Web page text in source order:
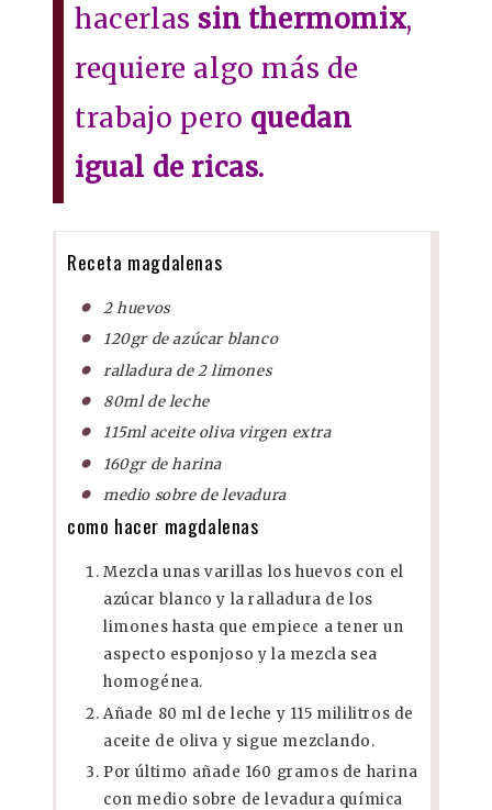
hacerlas sin thermomix,
requiere algo más de
trabajo pero quedan
igual de ricas.
Receta magdalenas
2 huevos
120gr de azúcar blanco
ralladura de 2 limones
80ml de leche
115ml aceite oliva virgen extra
160gr de harina
medio sobre de levadura
como hacer magdalenas
Mezcla unas varillas los huevos con el
azúcar blanco y la ralladura de los
limones hasta que empiece a tener un
aspecto esponjoso y la mezcla sea
homogénea.
Añade 80 ml de leche y 115 mililitros de
aceite de oliva y sigue mezclando.
Por último añade 160 gramos de harina
con medio sobre de levadura química